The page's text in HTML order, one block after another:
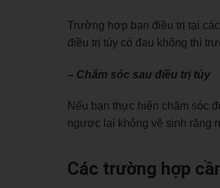
Trường hợp bạn điều trị tại
điều trị tủy có đau không thì
– Chăm sóc sau điều trị tủy
Nếu bạn thực hiện chăm sóc
ngược lại không vệ sinh răng
Các trường hợp